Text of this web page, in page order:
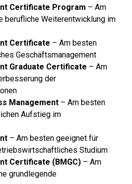
Certificate Program – Am
berufliche Weiterentwicklung im
Certificate – Am besten
Geschäftsmanagement
Graduate Certificate – Am
der
Management – Am besten
Aufstieg im
– Am besten geeignet für
Studium
Certificate (BMGC) – Am
grundlegende